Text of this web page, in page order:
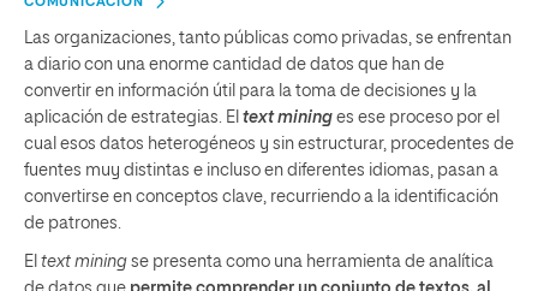
Las organizaciones, tanto públicas como privadas, se enfrentan
a diario con una enorme cantidad de datos que han de
convertir en información útil para la toma de decisiones y la
aplicación de estrategias. El text mining es ese proceso por el
cual esos datos heterogéneos y sin estructurar, procedentes de
fuentes muy distintas e incluso en diferentes idiomas, pasan a
convertirse en conceptos clave, recurriendo a la identificación
de patrones.
El text mining se presenta como una herramienta de analítica